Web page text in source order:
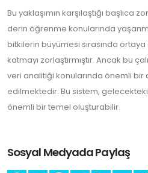
Bu yaklaşımın karşılaştığı başlıca
derin öğrenme konularında
bitkilerin büyümesi sırasında ortaya
katmayı zorlaştırmıştır. Ancak bu
veri analitiği konularında önemli bir
edilmektedir. Bu sistem,
önemli bir temel oluşturabilir.
Sosyal Medyada Paylaş